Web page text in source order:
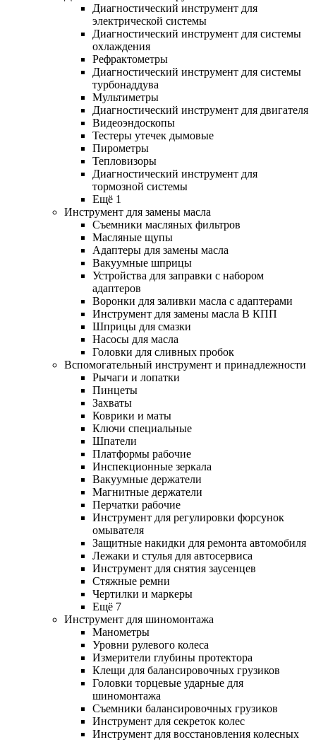
Диагностический инструмент для
электрической системы
Диагностический инструмент для системы
охлаждения
Рефрактометры
Диагностический инструмент для системы
турбонаддува
Мультиметры
Диагностический инструмент для двигателя
Видеоэндоскопы
Тестеры утечек дымовые
Пирометры
Тепловизоры
Диагностический инструмент для
тормозной системы
Ещё 1
Инструмент для замены масла
Съемники масляных фильтров
Масляные щупы
Адаптеры для замены масла
Вакуумные шприцы
Устройства для заправки с набором
адаптеров
Воронки для заливки масла с адаптерами
Инструмент для замены масла В КПП
Шприцы для смазки
Насосы для масла
Головки для сливных пробок
Вспомогательный инструмент и принадлежности
Рычаги и лопатки
Пинцеты
Захваты
Коврики и маты
Ключи специальные
Шпатели
Платформы рабочие
Инспекционные зеркала
Вакуумные держатели
Магнитные держатели
Перчатки рабочие
Инструмент для регулировки форсунок
омывателя
Защитные накидки для ремонта автомобиля
Лежаки и стулья для автосервиса
Инструмент для снятия заусенцев
Стяжные ремни
Чертилки и маркеры
Ещё 7
Инструмент для шиномонтажа
Манометры
Уровни рулевого колеса
Измерители глубины протектора
Клещи для балансировочных грузиков
Головки торцевые ударные для
шиномонтажа
Съемники балансировочных грузиков
Инструмент для секреток колес
Инструмент для восстановления колесных